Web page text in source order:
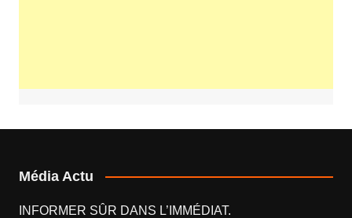
Média Actu
INFORMER SÛR DANS L’IMMÉDIAT.